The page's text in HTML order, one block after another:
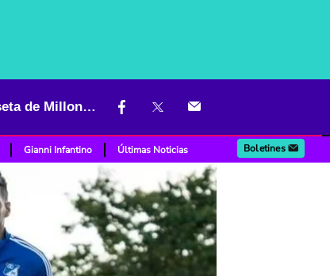
Falcao, Di Stéfano y más jugadores históricos que han vestido la camiseta de Millonarios
Gianni Infantino Últimas Noticias Boletines